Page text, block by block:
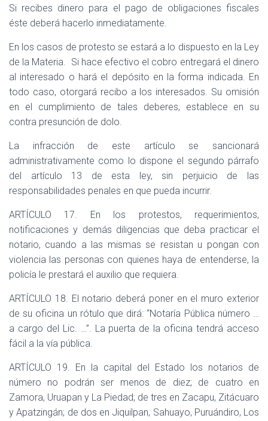
Si recibes dinero para el pago de obligaciones fiscales
éste deberá hacerlo inmediatamente.
En los casos de protesto se estará a lo dispuesto en la Ley
de la Materia. Si hace efectivo el cobro entregará el dinero
al interesado o hará el depósito en la forma indicada. En
todo caso, otorgará recibo a los interesados. Su omisión
en el cumplimiento de tales deberes, establece en su
contra presunción de dolo.
La infracción de este artículo se sancionará
administrativamente como lo dispone el segundo párrafo
del artículo 13 de esta ley, sin perjuicio de las
responsabilidades penales en que pueda incurrir.
ARTÍCULO 17. En los protestos, requerimientos,
notificaciones y demás diligencias que deba practicar el
notario, cuando a las mismas se resistan u pongan con
violencia las personas con quienes haya de entenderse, la
policía le prestará el auxilio que requiera.
ARTÍCULO 18. El notario deberá poner en el muro exterior
de su oficina un rótulo que dirá: “Notaría Pública número …
a cargo del Lic. …”. La puerta de la oficina tendrá acceso
fácil a la vía pública.
ARTÍCULO 19. En la capital del Estado los notarios de
número no podrán ser menos de diez; de cuatro en
Zamora, Uruapan y La Piedad; de tres en Zacapu, Zitácuaro
y Apatzingán; de dos en Jiquilpan, Sahuayo, Puruándiro, Los